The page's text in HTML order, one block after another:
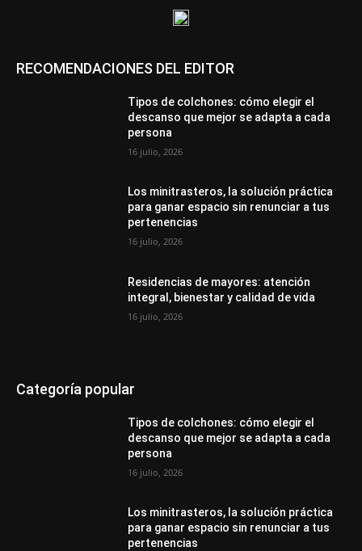
RECOMENDACIONES DEL EDITOR
Tipos de colchones: cómo elegir el
descanso que mejor se adapta a cada
persona
16 julio, 2026
Los minitrasteros, la solución práctica
para ganar espacio sin renunciar a tus
pertenencias
16 julio, 2026
Residencias de mayores: atención
integral, bienestar y calidad de vida
16 julio, 2026
Categoría popular
Tipos de colchones: cómo elegir el
descanso que mejor se adapta a cada
persona
16 julio, 2026
Los minitrasteros, la solución práctica
para ganar espacio sin renunciar a tus
pertenencias